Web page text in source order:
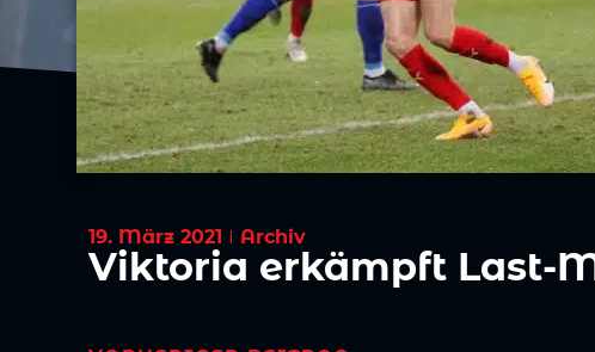
19. März 2021 Archiv
Viktoria erkämpft Last-